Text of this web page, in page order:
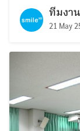
ทีมงา
21 May